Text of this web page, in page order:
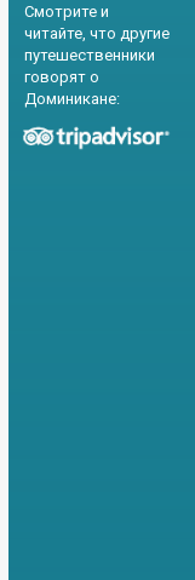
Смотрите и
читайте, что другие
путешественники
говорят о
Доминикане: